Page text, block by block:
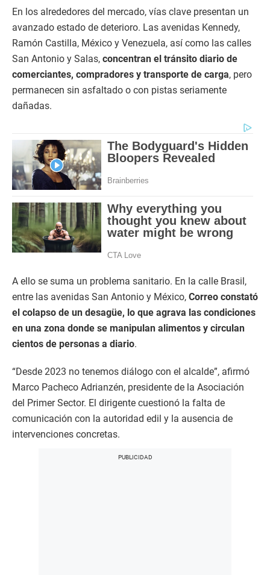
En los alrededores del mercado, vías clave presentan un
avanzado estado de deterioro. Las avenidas Kennedy,
Ramón Castilla, México y Venezuela, así como las calles
San Antonio y Salas, concentran el tránsito diario de
comerciantes, compradores y transporte de carga, pero
permanecen sin asfaltado o con pistas seriamente
dañadas.
A ello se suma un problema sanitario. En la calle Brasil,
entre las avenidas San Antonio y México, Correo constató
el colapso de un desagüe, lo que agrava las condiciones
en una zona donde se manipulan alimentos y circulan
cientos de personas a diario.
“Desde 2023 no tenemos diálogo con el alcalde”, afirmó
Marco Pacheco Adrianzén, presidente de la Asociación
del Primer Sector. El dirigente cuestionó la falta de
comunicación con la autoridad edil y la ausencia de
intervenciones concretas.